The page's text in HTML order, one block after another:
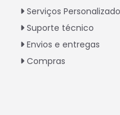
Serviços
Suporte técnico
Envios e entregas
Compras